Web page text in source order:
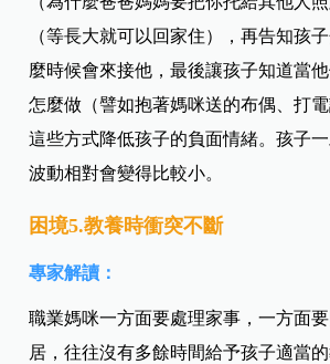
（等長大就可以回家住），再告知孩
麼時候會來接他，最後讓孩子知道當
怎麼做（譬如抱著媽咪送的布偶、打
這些方式降低孩子的負面情緒。孩子
波動相對會變得比較小。
困境5.教養時衝突不斷
專家解讀：
職業媽咪一方面要處理家事，一方面
居，往往沒有多餘時間給予孩子適當